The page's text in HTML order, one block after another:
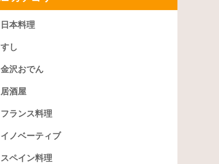
日本料理
すし
金沢おでん
居酒屋
フランス料理
イノベーティブ
スペイン料理